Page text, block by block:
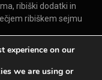
experience on our
we are using or
ribiški dodatki in
ribiškem sejmu